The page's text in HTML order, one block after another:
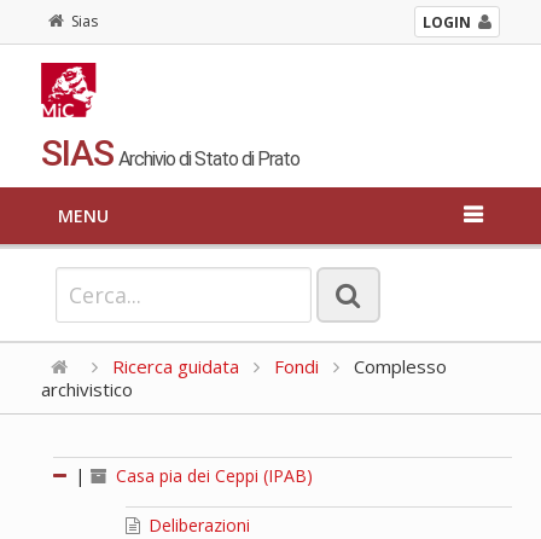
Sias LOGIN
SIAS Archivio di Stato di Prato
MENU
Ricerca guidata Fondi
Complesso
archivistico
| Casa pia dei Ceppi (IPAB)
Deliberazioni